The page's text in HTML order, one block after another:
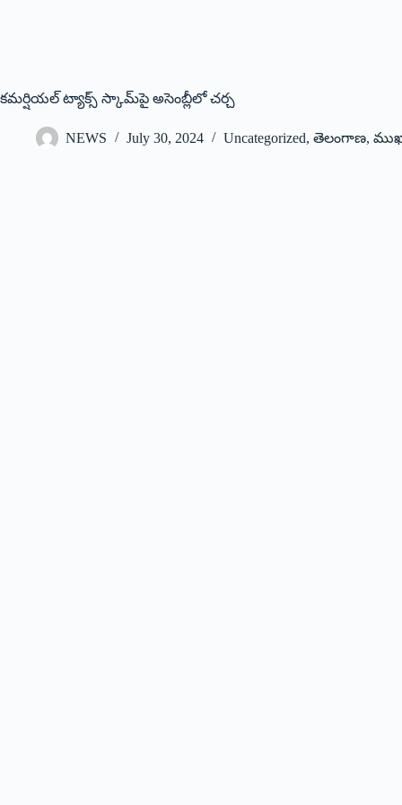
కమర్షియల్‌ ట్యాక్స్‌ స్కామ్‌పై అసెంబ్లీలో చర్చ
NEWS July 30, 2024 Uncategorized, తెలంగాణ,